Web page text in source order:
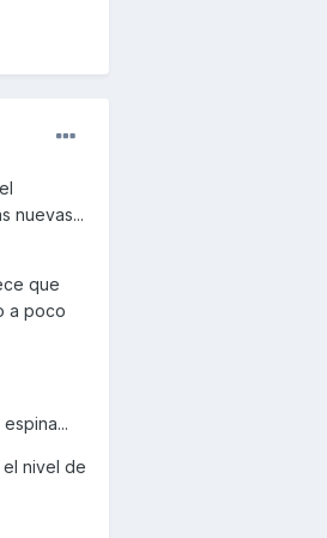
nuevas...
que
a poco
nivel de